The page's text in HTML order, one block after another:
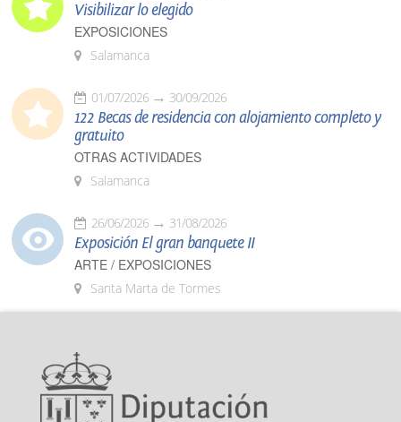
Visibilizar lo elegido
EXPOSICIONES
Salamanca
01/07/2026 30/09/2026
122 Becas de residencia con alojamiento completo y
gratuito
OTRAS ACTIVIDADES
Salamanca
26/06/2026 31/08/2026
Exposición El gran banquete II
ARTE / EXPOSICIONES
Santa Marta de Tormes